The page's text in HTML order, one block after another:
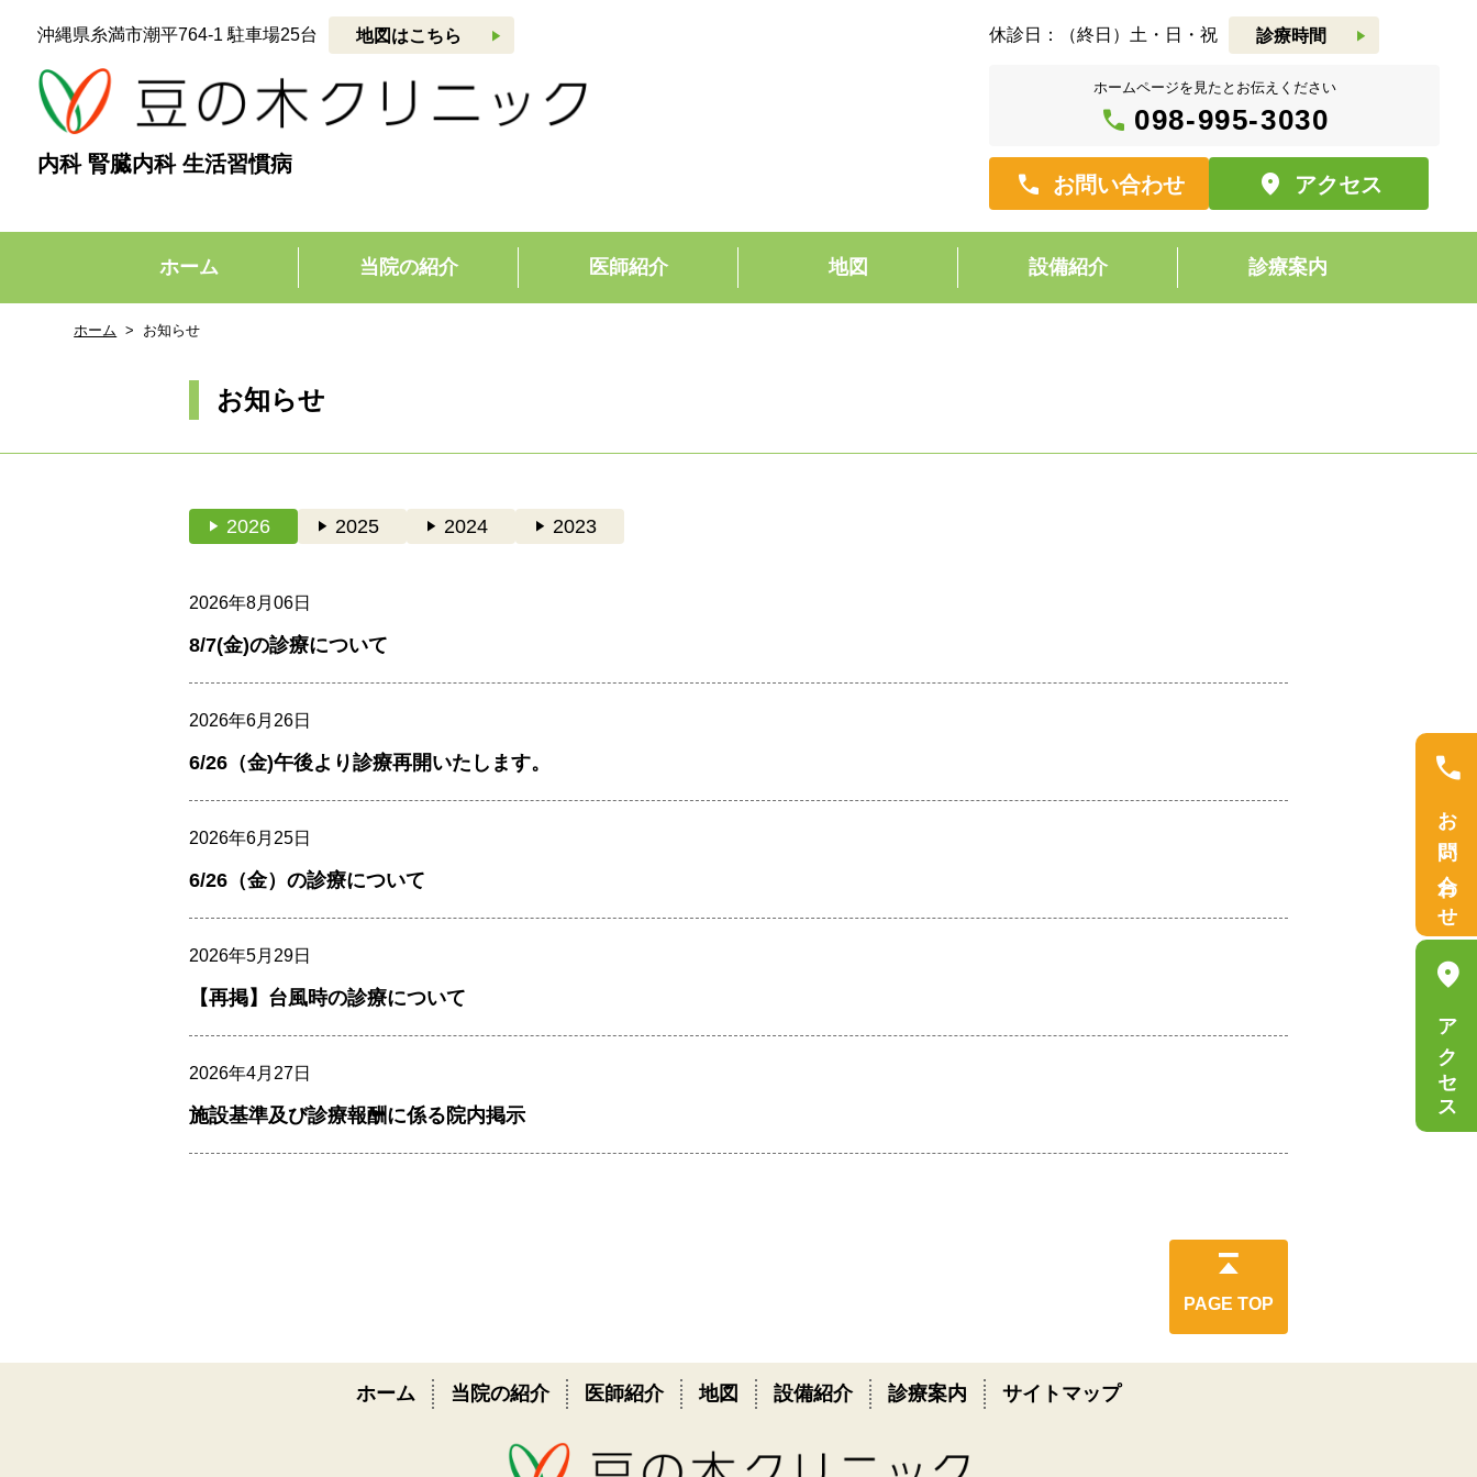
沖縄県糸満市潮平764-1 駐車場25台 地図はこちら play_arrow 休診日：（終日）土・日・祝 診療時間 play_arrow
内科 腎臓内科 生活習慣病
ホームページを見たとお伝えください
call 098-995-3030
Call お問い合わせ location_on アクセス
Call
お問い合わせ
location_on
アクセス
ホーム 当院の紹介 医師紹介 地図 設備紹介 診療案内
ホーム お知らせ
お知らせ
play_arrow 2026 play_arrow 2025 play_arrow 2024 play_arrow 2023
2026年8月06日
8/7(金)の診療について
2026年6月26日
6/26（金)午後より診療再開いたします。
2026年6月25日
6/26（金）の診療について
2026年5月29日
【再掲】台風時の診療について
2026年4月27日
施設基準及び診療報酬に係る院内掲示
ホーム 当院の紹介 医師紹介 地図 設備紹介 診療案内 サイトマップ
PAGE TOP